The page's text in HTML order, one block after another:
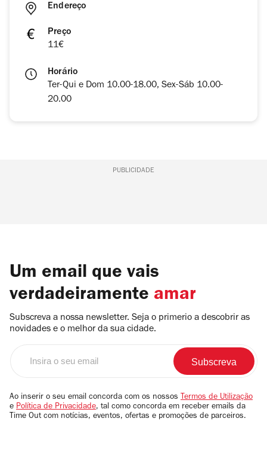
Endereço
Preço
11€
Horário
Ter-Qui e Dom 10.00-18.00, Sex-Sáb 10.00-
20.00
PUBLICIDADE
Um email que vais
verdadeiramente amar
Subscreva a nossa newsletter. Seja o primerio a descobrir as
novidades e o melhor da sua cidade.
email
Ao inserir o seu email concorda com os nossos Termos de Utilização
e Política de Privacidade, tal como concorda em receber emails da
Time Out com notícias, eventos, ofertas e promoções de parceiros.